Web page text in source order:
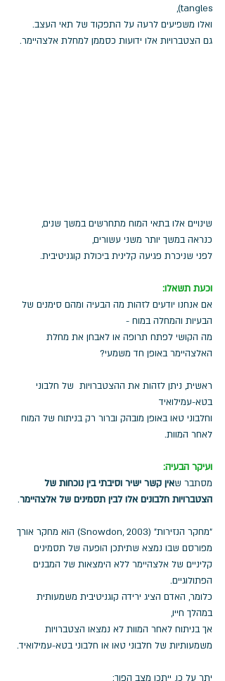
tangles),
ואלו משפיעים לרעה על התפקוד של תאי העצב.
גם הצטברויות אלו ידועות כסממן למחלת אלצהיימר.
שינויים אלו בתאי המוח מתחרשים במשך שנים,
כנראה במשך יותר משני עשורים,
לפני שניכרת פגיעה קלינית ביכולת קוגניטיבית.
וכעת תשאלו:
אם אנחנו יודעים לזהות מה הבעיה ומהם סימנים של
הבעיות והמחלה במוח -
מה הקושי לפתח תרופה או לאבחן את מחלת
האלצהיימר באופן חד משמעי?
ראשית, ניתן לזהות את ההצטברויות  של חלבוני
בטא-עמילואיד
וחלבוני טאו באופן מובהק וברור רק בניתוח של המוח
לאחר המוות.
ועיקר הבעיה:
מסתבר שאין קשר ישיר וסיבתי בין נוכחות של
הצטברויות חלבונים אלו לבין תסמינים של אלצהיימר.
"מחקר הנזירות" (Snowdon, 2003) הוא מחקר אורך
מפורסם שבו נמצא שתיתכן הופעה של תסמינים
קליניים של אלצהיימר ללא הימצאות של המבנים
הפתולוגיים.
כלומר, האדם הציג ירידה קוגניטיבית משמעותית
במהלך חייו,
אך בניתוח לאחר המוות לא נמצאו הצטברויות
משמעותיות של חלבוני טאו או חלבוני בטא-עמילואיד.
יתר על כן, ייתכן מצב הפוך: